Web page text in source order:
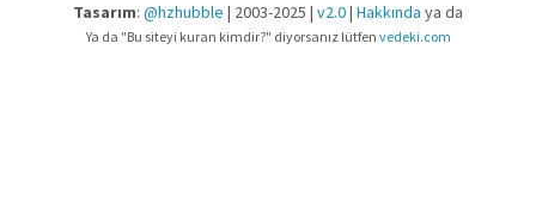
Tasarım: @hzhubble | 2003-2025 | v2.0| Hakkında ya da
Ya da "Bu siteyi kuran kimdir?" diyorsanız lütfen vedeki.com